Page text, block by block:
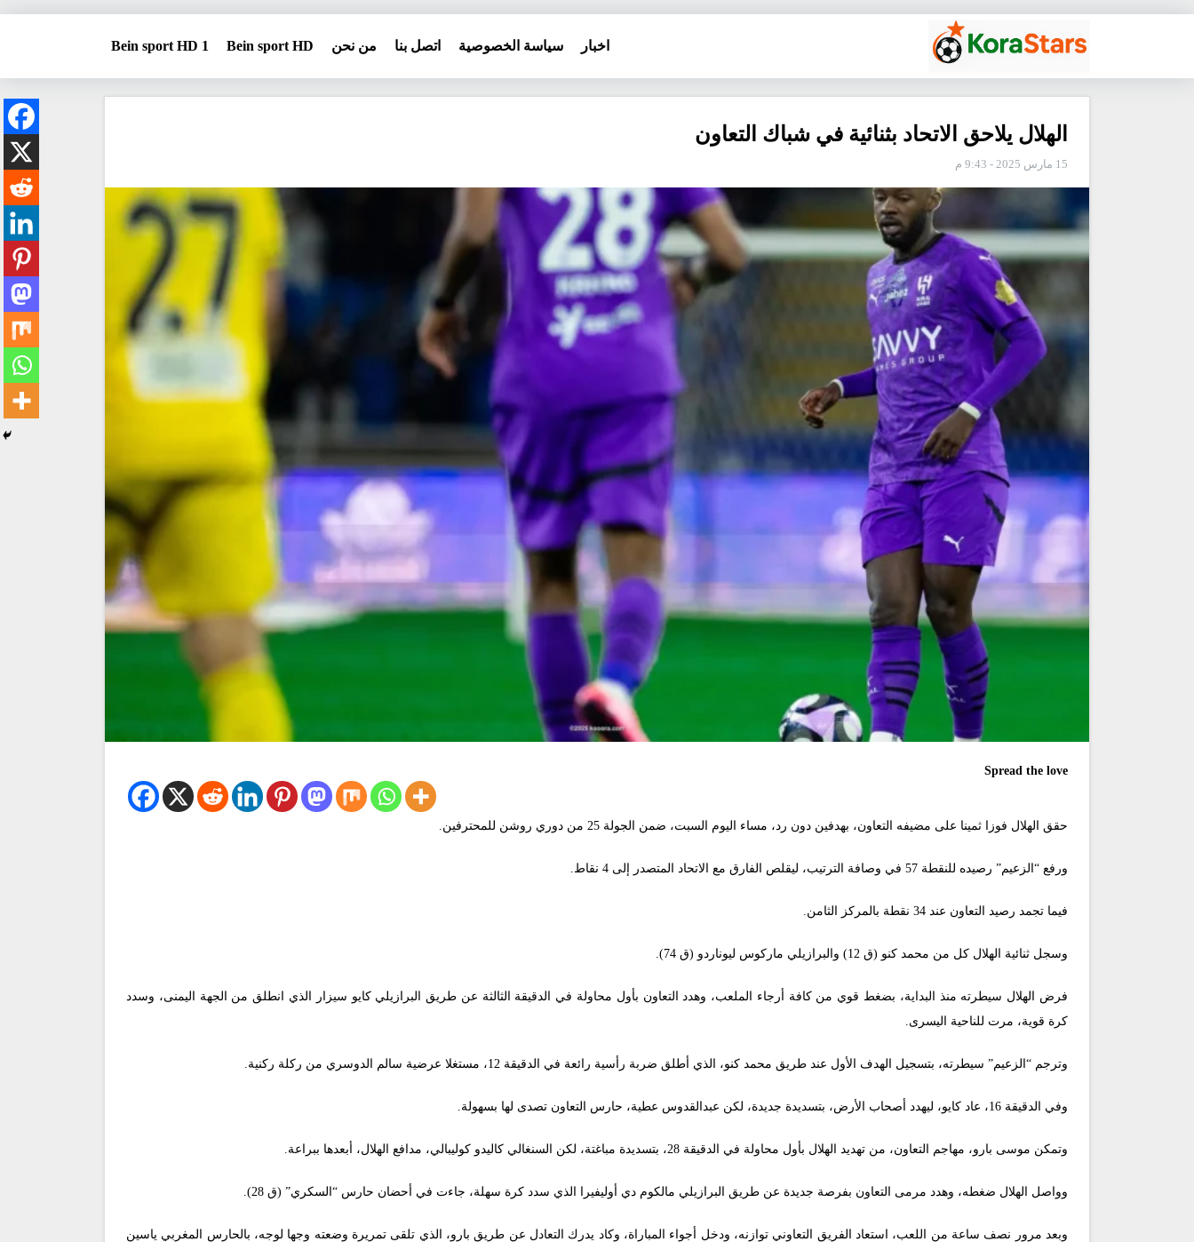
اخبار سياسة الخصوصية اتصل بنا من نحن Bein sport HD
Bein sport HD 1
الهلال يلاحق الاتحاد بثنائية في شباك التعاون
15 مارس 2025 - 9:43 م
Spread the love
حقق الهلال فوزا ثمينا على مضيفه التعاون، بهدفين دون رد، مساء اليوم السبت، ضمن الجولة 25 من دوري روشن للمحترفين.
ورفع “الزعيم” رصيده للنقطة 57 في وصافة الترتيب، ليقلص الفارق مع الاتحاد المتصدر إلى 4 نقاط.
فيما تجمد رصيد التعاون عند 34 نقطة بالمركز الثامن.
وسجل ثنائية الهلال كل من محمد كنو (ق 12) والبرازيلي ماركوس ليوناردو (ق 74).
فرض الهلال سيطرته منذ البداية، بضغط قوي من كافة أرجاء الملعب، وهدد التعاون بأول محاولة في الدقيقة الثالثة عن طريق البرازيلي كايو سيزار الذي انطلق من الجهة اليمنى، وسدد
كرة قوية، مرت للناحية اليسرى.
وترجم “الزعيم” سيطرته، بتسجيل الهدف الأول عند طريق محمد كنو، الذي أطلق ضربة رأسية رائعة في الدقيقة 12، مستغلا عرضية سالم الدوسري من ركلة ركنية.
وفي الدقيقة 16، عاد كايو، ليهدد أصحاب الأرض، بتسديدة جديدة، لكن عبدالقدوس عطية، حارس التعاون تصدى لها بسهولة.
وتمكن موسى بارو، مهاجم التعاون، من تهديد الهلال بأول محاولة في الدقيقة 28، بتسديدة مباغتة، لكن السنغالي كاليدو كوليبالي، مدافع الهلال، أبعدها ببراعة.
وواصل الهلال ضغطه، وهدد مرمى التعاون بفرصة جديدة عن طريق البرازيلي مالكوم دي أوليفيرا الذي سدد كرة سهلة، جاءت في أحضان حارس “السكري” (ق 28).
وبعد مرور نصف ساعة من اللعب، استعاد الفريق التعاوني توازنه، ودخل أجواء المباراة، وكاد يدرك التعادل عن طريق بارو، الذي تلقى تمريرة وضعته وجها لوجه، بالحارس المغربي ياسين